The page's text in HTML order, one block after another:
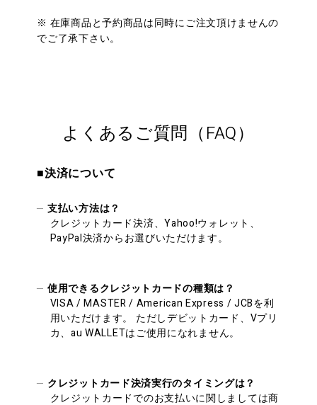
※ 在庫商品と予約商品は同時にご注文頂けませんの
でご了承下さい。
よくあるご質問（FAQ）
■決済について
支払い方法は？
クレジットカード決済、Yahoo!ウォレット、
PayPal決済からお選びいただけます。
使用できるクレジットカードの種類は？
VISA / MASTER / American Express / JCBを利
用いただけます。 ただしデビットカード、Vプリ
カ、au WALLETはご使用になれません。
クレジットカード決済実行のタイミングは？
クレジットカードでのお支払いに関しましては商